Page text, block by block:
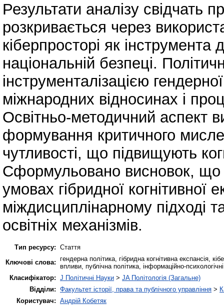
Результати аналізу свідчать
розкривається через
кіберпросторі як інструмента
національній безпеці.
інструменталізацією
міжнародних відносинах і
Освітньо-методичний аспект
формування критичного
чутливості, що підвищують
Сформульовано висновок, що
умовах гібридної когнітивної
міждисциплінарному підході
освітніх механізмів.
Тип ресурсу: Стаття
Ключові слова: гендерна політика, гібридна когнітивна експансія,
впливи, публічна політика, інформаційно-
Класифікатор: J Політичні Науки > JA Політологія (Загальне)
Відділи: Факультет історії, права та публічного управління >
Користувач: Андрій Кобетяк